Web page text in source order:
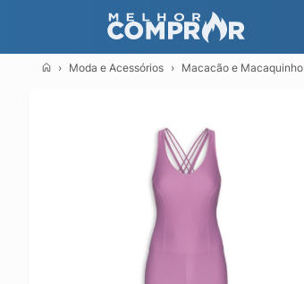
Moda e Acessórios Macacão e Macaquinho